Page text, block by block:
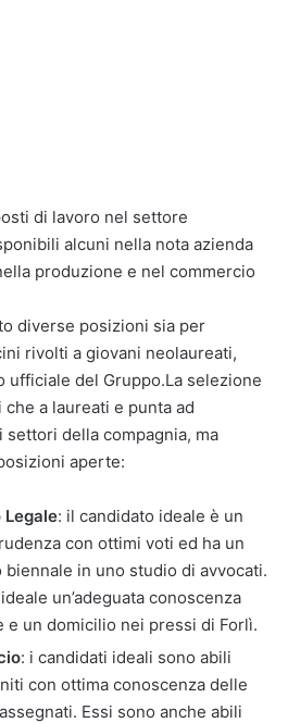
di lavoro nel settore
alcuni nella nota azienda
produzione e nel commercio
diverse posizioni sia per
rivolti a giovani neolaureati,
ufficiale del Gruppo.La selezione
a laureati e punta ad
della compagnia, ma
aperte:
: il candidato ideale è un
con ottimi voti ed ha un
in uno studio di avvocati.
un’adeguata conoscenza
e un domicilio nei pressi di Forlì.
: i candidati ideali sono abili
con ottima conoscenza delle
Essi sono anche abili